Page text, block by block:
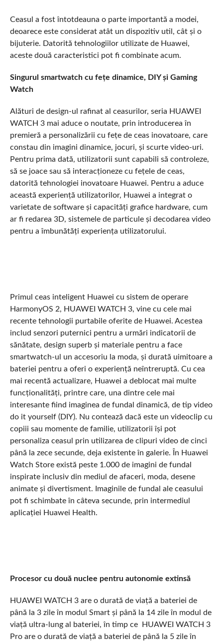
Ceasul a fost întotdeauna o parte importantă a modei,
deoarece este considerat atât un dispozitiv util, cât și o
bijuterie. Datorită tehnologiilor utilizate de Huawei,
aceste două caracteristici pot fi combinate acum.
Singurul smartwatch cu fețe dinamice, DIY și Gaming
Watch
Alături de design-ul rafinat al ceasurilor, seria HUAWEI
WATCH 3 mai aduce o noutate, prin introducerea în
premieră a personalizării cu fețe de ceas inovatoare, care
constau din imagini dinamice, jocuri, și scurte video-uri.
Pentru prima dată, utilizatorii sunt capabili să controleze,
să se joace sau să interacționeze cu fețele de ceas,
datorită tehnologiei inovatoare Huawei. Pentru a aduce
această experiență utilizatorilor, Huawei a integrat o
varietate de software și capacități grafice hardware, cum
ar fi redarea 3D, sistemele de particule și decodarea video
pentru a îmbunătăți experiența utilizatorului.
Primul ceas inteligent Huawei cu sistem de operare
HarmonyOS 2, HUAWEI WATCH 3, vine cu cele mai
recente tehnologii purtabile oferite de Huawei. Acestea
includ senzori puternici pentru a urmări indicatorii de
sănătate, design superb și materiale pentru a face
smartwatch-ul un accesoriu la moda, și durată uimitoare a
bateriei pentru a oferi o experiență neîntreruptă. Cu cea
mai recentă actualizare, Huawei a deblocat mai multe
funcționalități, printre care, una dintre cele mai
interesante fiind imaginea de fundal dinamică, de tip video
do it yourself (DIY). Nu contează dacă este un videoclip cu
copiii sau momente de familie, utilizatorii își pot
personaliza ceasul prin utilizarea de clipuri video de cinci
până la zece secunde, deja existente în galerie. În Huawei
Watch Store există peste 1.000 de imagini de fundal
inspirate inclusiv din mediul de afaceri, moda, desene
animate și divertisment. Imaginile de fundal ale ceasului
pot fi schimbate în câteva secunde, prin intermediul
aplicației Huawei Health.
Procesor cu două nuclee pentru autonomie extinsă
HUAWEI WATCH 3 are o durată de viață a bateriei de
până la 3 zile în modul Smart și până la 14 zile în modul de
viață ultra-lung al bateriei, în timp ce HUAWEI WATCH 3
Pro are o durată de viață a bateriei de până la 5 zile în